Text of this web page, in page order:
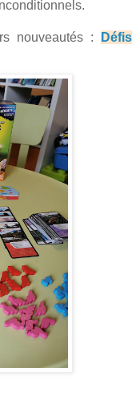
nouveautés :
Défis